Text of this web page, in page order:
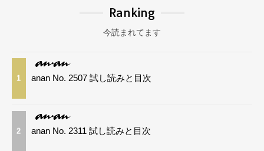
Ranking
今読まれてます
1 anan No. 2507 試し読みと目次
2 anan No. 2311 試し読みと目次